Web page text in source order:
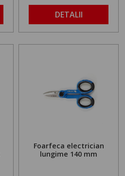
DETALII
Foarfeca electrician
lungime 140 mm